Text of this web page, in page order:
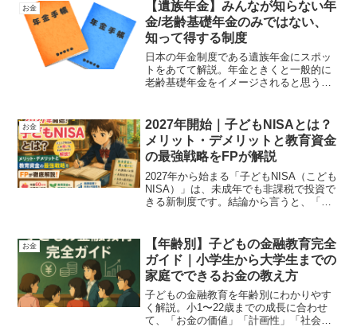
お金
【遺族年金】みんなが知らない年
金/老齢基礎年金のみではない、
知って得する制度
日本の年金制度である遺族年金にスポッ
トをあてて解説。年金ときくと一般的に
老齢基礎年金をイメージされると思うの
あるかもしれませんが、残った方にも生
活があります。収入の柱が少しでも補え
るよう、制度を活用してみましょう。
お金
2027年開始｜子どもNISAとは？
メリット・デメリットと教育資金
の最強戦略をFPが解説
2027年から始まる「子どもNISA（こども
NISA）」は、未成年でも非課税で投資で
きる新制度です。結論から言うと、「教
改善したアップデート版"です。以下、フ
ァイナ...
お金
【年齢別】子どもの金融教育完全
ガイド｜小学生から大学生までの
家庭でできるお金の教え方
子どもの金融教育を年齢別にわかりやす
く解説。小1〜22歳までの成長に合わせ
て、「お金の価値」「計画性」「社会理